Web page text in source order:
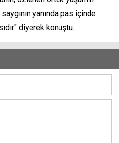
yanında pas içinde
diyerek konuştu.